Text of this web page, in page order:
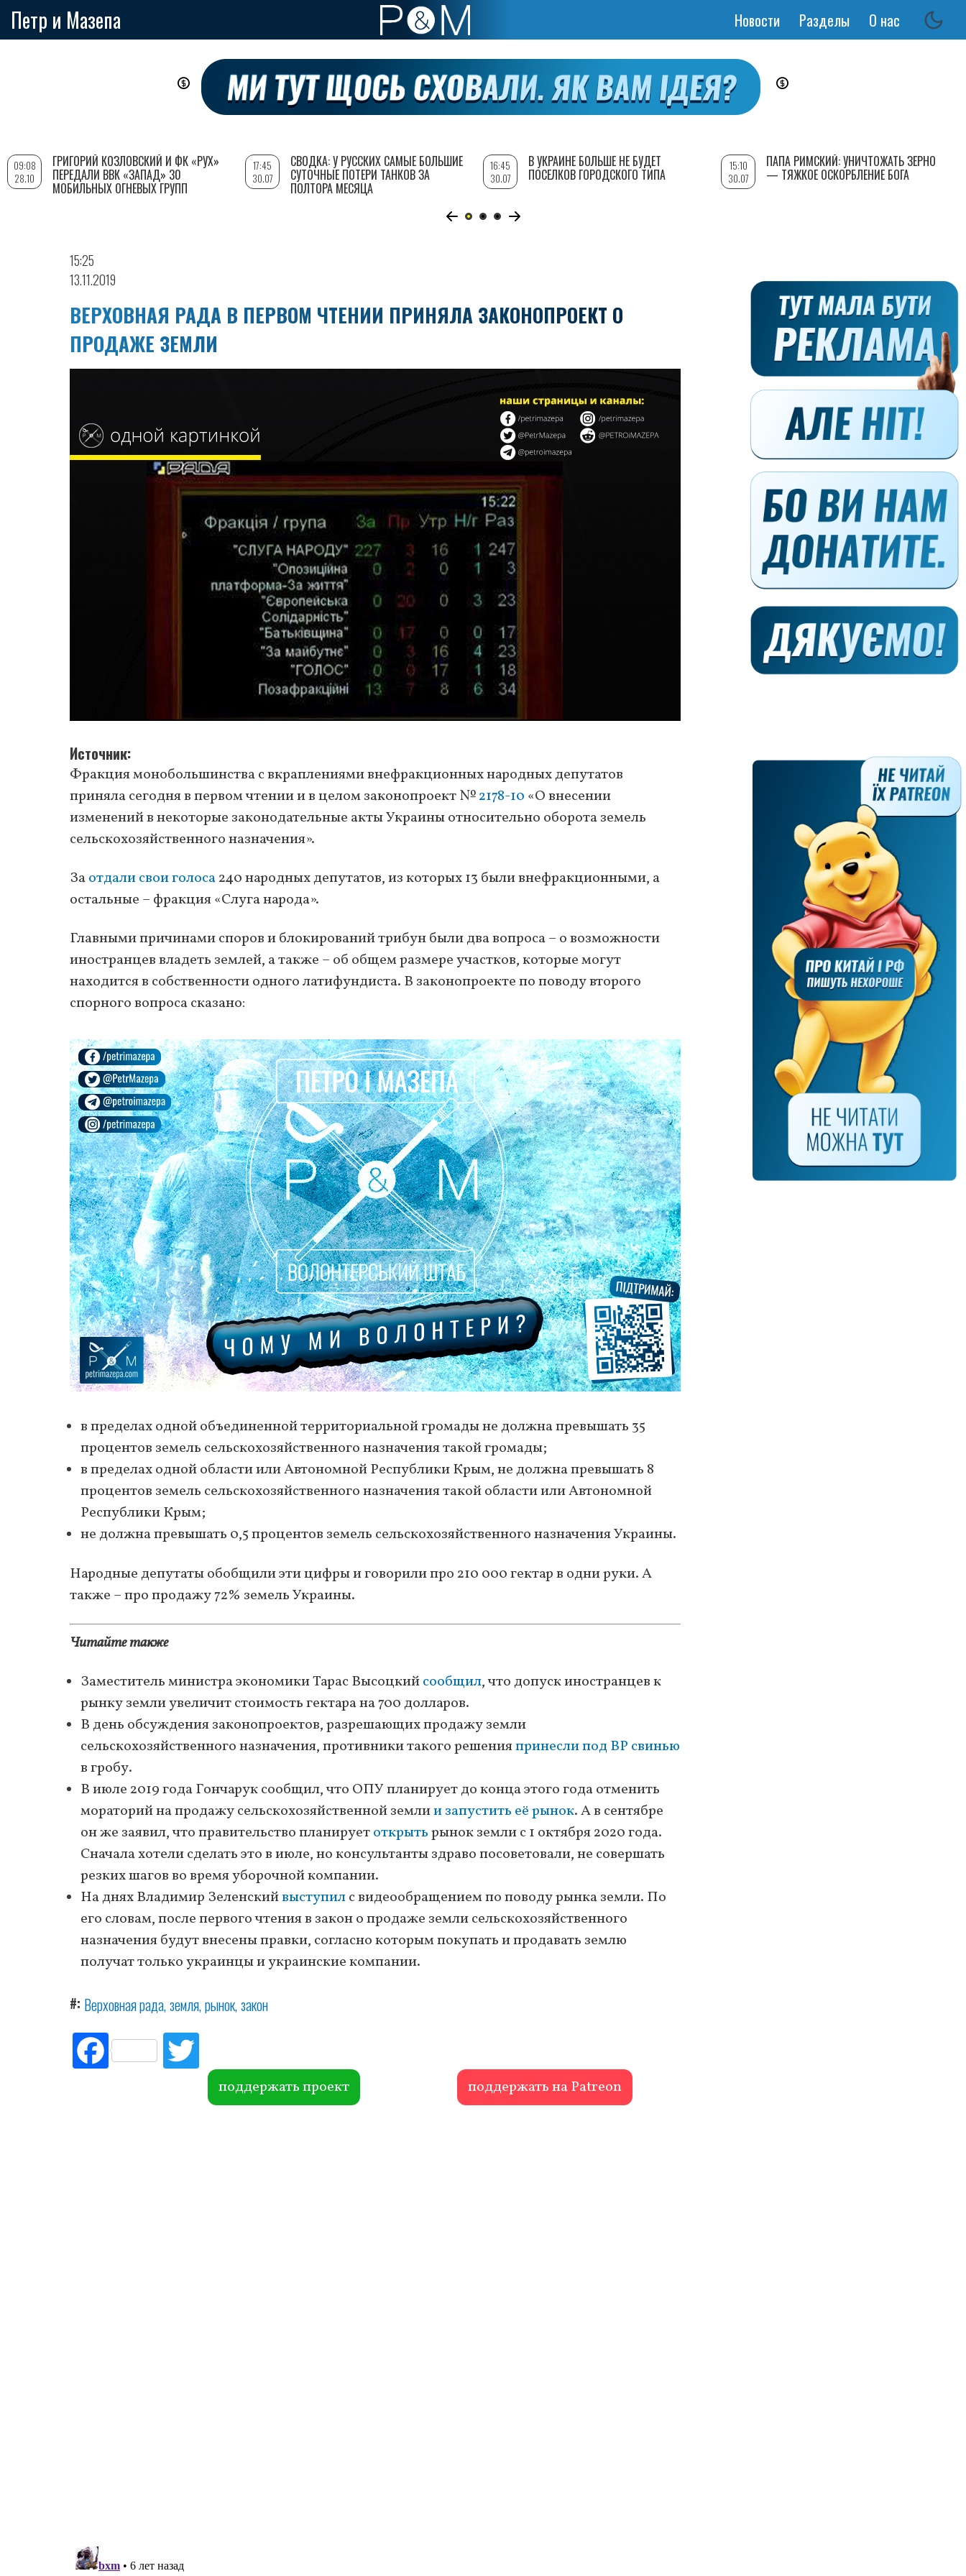
Петр и Мазепа
Основная
Новости Разделы О нас
15:25
13.11.2019
ВЕРХОВНАЯ РАДА В ПЕРВОМ ЧТЕНИИ ПРИНЯЛА ЗАКОНОПРОЕКТ О
ПРОДАЖЕ ЗЕМЛИ
Источник
Фракция монобольшинства с вкраплениями внефракционных народных депутатов
приняла сегодня в первом чтении и в целом законопроект №2178-10 «О внесении
изменений в некоторые законодательные акты Украины относительно оборота земель
сельскохозяйственного назначения».
Заотдали свои голоса240 народных депутатов, из которых 13 были внефракционными, а
остальные – фракция «Слуга народа».
Главными причинами споров и блокирований трибун были два вопроса – о возможности
иностранцев владеть землей, а также – об общем размере участков, которые могут
находится в собственности одного латифундиста. В законопроекте по поводу второго
спорного вопроса сказано:
в пределах одной объединенной территориальной громады не должна превышать 35
процентов земель сельскохозяйственного назначения такой громады;
в пределах одной области или Автономной Республики Крым, не должна превышать 8
процентов земель сельскохозяйственного назначения такой области или Автономной
Республики Крым;
не должна превышать 0,5 процентов земель сельскохозяйственного назначения Украины.
Народные депутаты обобщили эти цифры и говорили про 210 000 гектар в одни руки. А
также – про продажу 72% земель Украины.
Читайте также
Заместитель министра экономики Тарас Высоцкийсообщил, что допуск иностранцев к
рынку земли увеличит стоимость гектара на 700 долларов.
В день обсуждения законопроектов, разрешающих продажу земли
сельскохозяйственного назначения, противники такого решенияпринесли под ВР свинью
в гробу.
В июле 2019 года Гончарук сообщил, что ОПУ планирует до конца этого года отменить
мораторий на продажу сельскохозяйственной землии запустить её рынок. А в сентябре
он же заявил, что правительство планируетоткрытьрынок земли с 1 октября 2020 года.
Сначала хотели сделать это в июле, но консультанты здраво посоветовали, не совершать
резких шагов во время уборочной компании.
На днях Владимир Зеленскийвыступилс видеообращением по поводу рынка земли. По
его словам, после первого чтения в закон о продаже земли сельскохозяйственного
назначения будут внесены правки, согласно которым покупать и продавать землю
получат только украинцы и украинские компании.
# Верховная рада земля рынок закон
Fac
ebo itte
r поддержать проект поддержать на Patreon
09:08
28.10
ГРИГОРИЙ КОЗЛОВСКИЙ И ФК «РУХ»
ПЕРЕДАЛИ ВВК «ЗАПАД» 30
МОБИЛЬНЫХ ОГНЕВЫХ ГРУПП
17:45
30.07
СВОДКА: У РУССКИХ САМЫЕ БОЛЬШИЕ
СУТОЧНЫЕ ПОТЕРИ ТАНКОВ ЗА
ПОЛТОРА МЕСЯЦА
16:45
30.07
В УКРАИНЕ БОЛЬШЕ НЕ БУДЕТ
ПОСЕЛКОВ ГОРОДСКОГО ТИПА
15:10
30.07
ПАПА РИМСКИЙ: УНИЧТОЖАТЬ ЗЕРНО
— ТЯЖКОЕ ОСКОРБЛЕНИЕ БОГА